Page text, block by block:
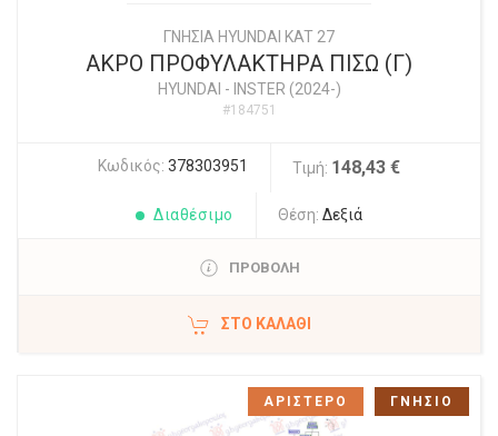
ΓΝΗΣΙΑ HYUNDAI KAT 27
ΑΚΡΟ ΠΡΟΦΥΛΑΚΤΗΡΑ ΠΙΣΩ (Γ)
HYUNDAI - INSTER (2024-)
#184751
Κωδικός: 378303951 Τιμή: 148,43 €
Διαθέσιμο Θέση: Δεξιά
ΠΡΟΒΟΛΗ
ΣΤΟ ΚΑΛΆΘΙ
ΑΡΙΣΤΕΡΟ ΓΝΗΣΙΟ